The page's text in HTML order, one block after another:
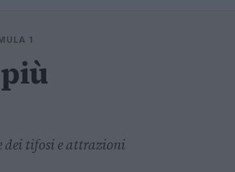
1
dei tifosi e attrazioni